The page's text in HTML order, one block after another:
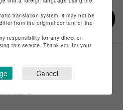
translation system, it may not be
from the original content of the
responsibility for any direct or
this service. Thank you for your
Cancel